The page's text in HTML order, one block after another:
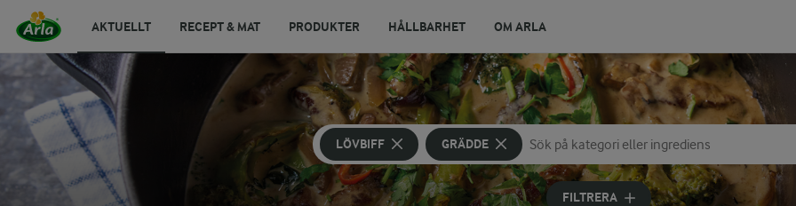
AKTUELLT RECEPT & MAT PRODUKTER HÅLLBARHET OM ARLA
LÖVBIFF GRÄDDE
Sök på kategori eller ingrediens
Skriv in sökord för att få förslag
FILTRERA